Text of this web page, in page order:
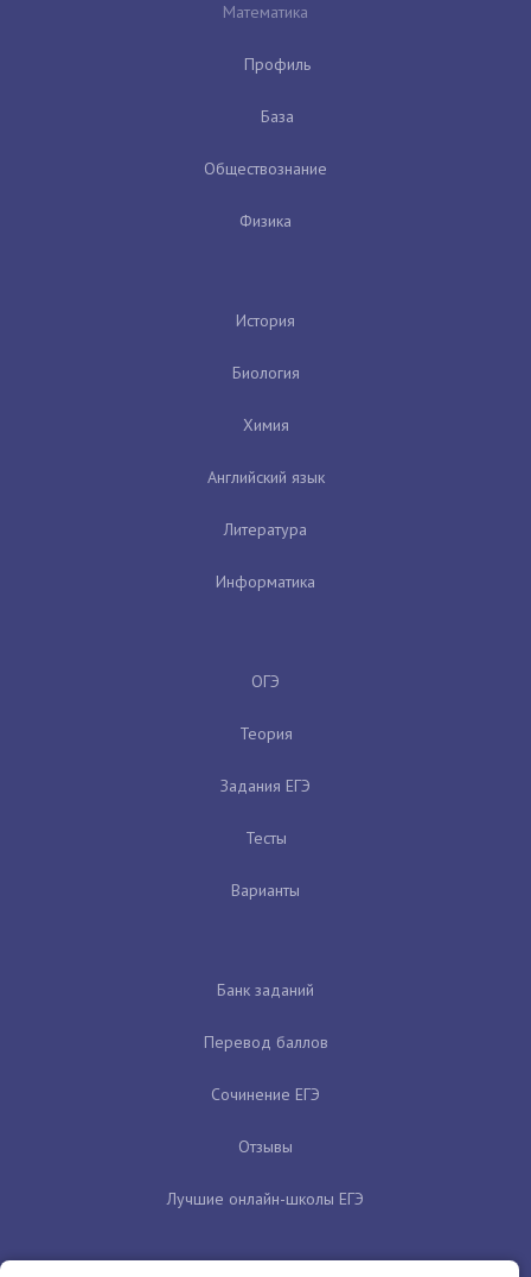
Математика
Профиль
База
Обществознание
Физика
История
Биология
Химия
Английский язык
Литература
Информатика
ОГЭ
Теория
Задания ЕГЭ
Тесты
Варианты
Банк заданий
Перевод баллов
Сочинение ЕГЭ
Отзывы
Лучшие онлайн-школы ЕГЭ